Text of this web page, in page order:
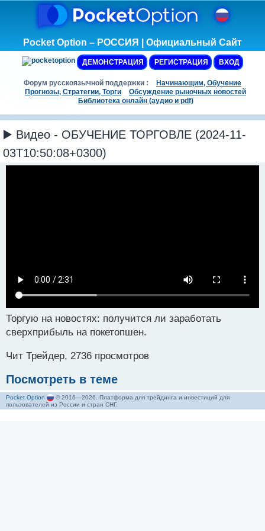
Pocket Option – РОССИЯ | Официальный Сайт
ДЕМОНСТРАЦИЯ РЕГИСТРАЦИЯ ВХОД
Форум русскоязычной поддержки :
Начинающим, Обучение
Прогнозы, Стратегии, Торги
Обсуждение рыночных новостей
Библиотека онлайн (аудио и pdf)
▶️ Видео - ОБУЧЕНИЕ ТОРГОВЛЕ (2024-11-
03T10:50:08+0300)
Торгую на новостях: получится ли заработать
сверхприбыль на покетопшен.
Чит Трейдер, 2736 просмотров
Посмотреть в теме
Pocket Option
© 2016—2026. Платформа для трейдинга и инвестиций для
пользователей из России и стран СНГ.